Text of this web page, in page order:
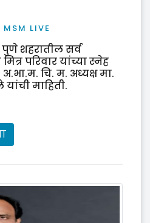
MSM LIVE
पुणे शहरातील सर्व
परिवार यांच्या स्नेह
चि. म. अध्यक्ष मा.
माहिती.